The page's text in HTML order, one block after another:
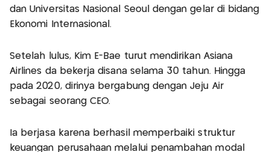
dan Universitas Nasional Seoul dengan gelar di bidang
Ekonomi Internasional.
Setelah lulus, Kim E-Bae turut mendirikan Asiana
Airlines da bekerja disana selama 30 tahun. Hingga
pada 2020, dirinya bergabung dengan Jeju Air
sebagai seorang CEO.
Ia berjasa karena berhasil memperbaiki struktur
keuangan perusahaan melalui penambahan modal